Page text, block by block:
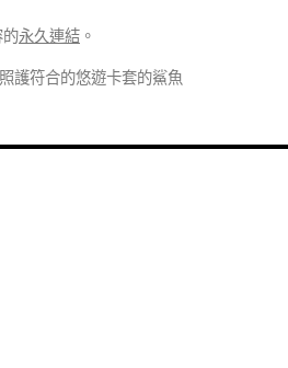
的永久連結 。
護符合的悠遊卡套的鯊魚